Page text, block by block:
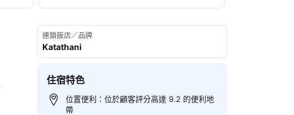
Katathani
連鎖飯店／品牌
住宿特色
位置便利：位於顧客評分高達 9.2 的便利地
帶